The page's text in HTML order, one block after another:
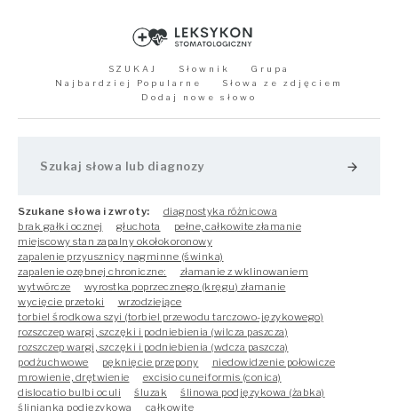
SZUKAJ Słownik
Grupa
Najbardziej Popularne
Słowa ze zdjęciem
Dodaj nowe słowo
arrow_forward
Szukane słowa i zwroty:
diagnostyka różnicowa
brak gałki ocznej
głuchota
pełne, całkowite złamanie
miejscowy stan zapalny okołokoronowy
zapalenie przyusznicy nagminne (świnka)
zapalenie ozębnej chroniczne:
złamanie z wklinowaniem
wytwórcze
wyrostka poprzecznego (kręgu) złamanie
wycięcie przetoki
wrzodziejące
torbiel środkowa szyi (torbiel przewodu tarczowo-językowego)
rozszczep wargi, szczęki i podniebienia (wilcza paszcza)
rozszczep wargi, szczęki i podniebienia (wdcza paszcza)
podżuchwowe
pęknięcie przepony
niedowidzenie połowicze
mrowienie, drętwienie
excisio cuneiformis (conica)
dislocatio bulbi oculi
śluzak
ślinowa podjęzykowa (żabka)
ślinianka podjęzykowa
całkowite